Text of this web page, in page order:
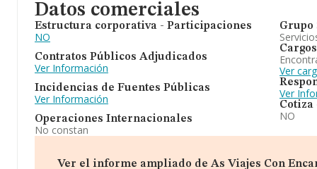
Datos comerciales
Estructura corporativa - Participaciones
NO
Contratos Públicos Adjudicados
Ver Información
Incidencias de Fuentes Públicas
Ver Información
Operaciones Internacionales
No constan
Grupo
Cargos
Ver
Ver
Cotiza
NO
Ver el informe ampliado de As Viajes Con